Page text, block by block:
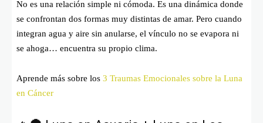
No es una relación simple ni cómoda. Es una dinámica donde
se confrontan dos formas muy distintas de amar. Pero cuando
integran agua y aire sin anularse, el vínculo no se evapora ni
se ahoga… encuentra su propio clima.
Aprende más sobre los 3 Traumas Emocionales sobre la Luna
en Cáncer